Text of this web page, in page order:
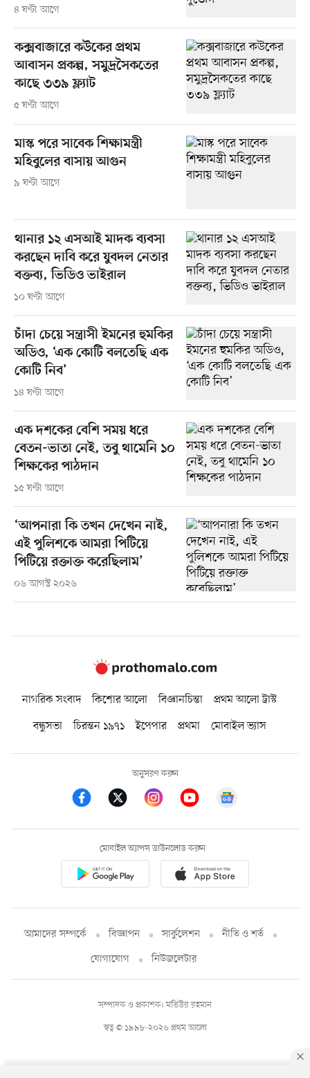
৪ ঘণ্টা আগে
কক্সবাজারে কউকের প্রথম
আবাসন প্রকল্প, সমুদ্রসৈকতের
কাছে ৩৩৯ ফ্ল্যাট
৫ ঘণ্টা আগে
মাস্ক পরে সাবেক শিক্ষামন্ত্রী
মহিবুলের বাসায় আগুন
৯ ঘণ্টা আগে
থানার ১২ এসআই মাদক ব্যবসা
করছেন দাবি করে যুবদল নেতার
বক্তব্য, ভিডিও ভাইরাল
১০ ঘণ্টা আগে
চাঁদা চেয়ে সন্ত্রাসী ইমনের হুমকির
অডিও, ‘এক কোটি বলতেছি এক
কোটি নিব’
১৪ ঘণ্টা আগে
এক দশকের বেশি সময় ধরে
বেতন-ভাতা নেই, তবু থামেনি ১০
শিক্ষকের পাঠদান
১৫ ঘণ্টা আগে
‘আপনারা কি তখন দেখেন নাই,
এই পুলিশকে আমরা পিটিয়ে
পিটিয়ে রক্তাক্ত করেছিলাম’
০৬ আগস্ট ২০২৬
নাগরিক সংবাদ কিশোর আলো বিজ্ঞানচিন্তা
প্রথম আলো ট্রাস্ট
বন্ধুসভা
চিরন্তন ১৯৭১ ইপেপার প্রথমা মোবাইল ভ্যাস
অনুসরণ করুন
মোবাইল অ্যাপস ডাউনলোড করুন
আমাদের সম্পর্কে বিজ্ঞাপন সার্কুলেশন
নীতি ও শর্ত
যোগাযোগ
নিউজলেটার
স্বত্ব © ১৯৯৮-২০২৬ প্রথম আলো
সম্পাদক ও প্রকাশক: মতিউর রহমান